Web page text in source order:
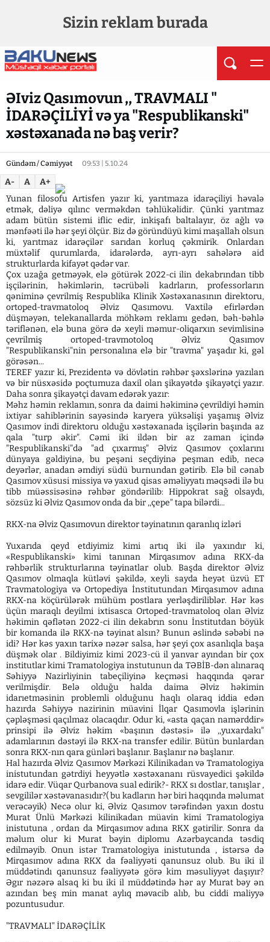
Sizin reklam burada
ƏIviz Qasımovun ,, TRAVMALI "
İDARƏÇİLİYİ və ya "Respublikanski"
xəstəxanada nə baş verir?
Gündəm / Cəmiyyət 09:53 | 5.10.24
A- A
A+
Yunan filosofu Artisfen yazır ki, yarıtmaza idarəçiliyi həvalə
etmək, dəliyə qılınc verməkdən təhlükəlidir. Çünki yarıtmaz
adam bütün sistemi iflic edir, inkişafı baltalayır, öz ağlı və
mənfəəti ilə hər şeyi ölçür. Biz də göründüyü kimi maşallah olsun
ki, yarıtmaz idarəçilər sarıdan korluq çəkmirik. Onlardan
müxtəlif qurumlarda, idarələrdə, ayrı-ayrı sahələrə aid
strukturlarda kifayət qədər var.
Çox uzağa getməyək, elə götürək 2022-ci ilin dekabrından tibb
işçilərinin, həkimlərin, təcrübəli kadrların, professorların
qəniminə çevrilmiş Respublika Klinik Xəstəxanasının direktoru,
ortoped-travmatoloq Əlviz Qasımovu. Vaxtilə efirlərdən
düşməyən, telekanallarda möhkəm reklamı gedən, bəh-bəhlə
təriflənən, elə buna görə də xeyli məmur-oliqarxın sevimlisinə
çevrilmiş ortoped-travmotoloq Əlviz Qasımov
"Respublikanski"nin personalına elə bir "travma" yaşadır ki, gəl
görəsən...
TEREF yazır ki, Prezidentə və dövlətin rəhbər şəxslərinə yazılan
və bir nüsxəsidə poçtumuza daxil olan şikayətdə şikayətçi yazır.
Daha sonra şikayətçi davam edərək yazır:
Məhz həmin reklamın, sonra da daimi həkiminə çevrildiyi həmin
ixtiyar sahiblərinin sayəsində karyera yüksəlişi yaşamış Əlviz
Qasımov indi direktoru olduğu xəstəxanada işçilərin başında az
qala "turp əkir". Cəmi iki ildən bir az zaman içində
"Respublikanski"də "ad çıxarmış" Əlviz Qasımov çoxlarını
dünyaya gəldiyinə, bu peşəni seçdiyinə peşman edib, necə
deyərlər, anadan əmdiyi südü burnundan gətirib. Elə bil cənab
Qasımov xüsusi missiya və yaxud qisas əməliyyatı məqsədi ilə bu
tibb müəssisəsinə rəhbər göndərilib: Hippokrat sağ olsaydı,
sözsüz ki Əlviz Qasımov onda da bir ,,çepe" tapa bilərdi...
RKX-na Əlviz Qasımovun direktor təyinatının qaranlıq izləri
Yuxarıda qeyd etdiyimiz kimi artıq iki ilə yaxındır ki,
«Respublikanski» kimi tanınan Mirqasımov adına RKX-da
rəhbərlik strukturlarına təyinatlar olub. Başda direktor Əlviz
Qasımov olmaqla kütləvi şəkildə, xeyli sayda heyət üzvü ET
Travmatologiya və Ortopediya İnstitutundan Mirqasımov adına
RKX-na köçürülərək mühüm postlara yerləşdiriliblər. Hər kəs
üçün maraqlı deyilmi ixtisasca Ortoped-travmatoloq olan Əlviz
həkimin qəflətən 2022-ci ilin dekabrın sonu İnstitutdan böyük
bir komanda ilə RKX-nə təyinat alsın? Bunun əslində səbəbi nə
idi? Hər kəs yaxın tarixə nəzər salsa, hər şeyi çox asanlıqla başa
düşmək olar . Bildiyimiz kimi 2023-cü il yanvar ayından bir çox
institutlar kimi Tramatologiya instutunun da TƏBİB-dən alınaraq
Səhiyyə Nazirliyinin tabeçiliyinə keçməsi haqqında qərar
verilmişdir. Belə olduğu halda daima Əlviz həkimin
idarıetməsinin problemli olduğunu haqlı olaraq iddia edən
hazırda Səhiyyə nazirinin müavini İlqar Qasımovla işlərinin
çəpləşməsi qaçılmaz olacaqdır. Odur ki, «asta qaçan namərddir»
prinsipi ilə Əlviz həkim «başının dəstəsi» ilə ,,yuxardakı"
adamlarının dəstəyi ilə RKX-na transfer edilir. Bütün bunlardan
sonra RKX-nın qara günləri başlanır. Başlanır nə başlanır.
Hal hazırda Əlviz Qasımov Mərkəzi Kilinikadan və Tramatologiya
inistutundan gətrdiyi heyyətlə xəstəxananı rüsvayedici şəkildə
idarə edir. Vüqar Qurbanova sual edirik?- RKX sı dostlar, tanışlar ,
sevgililər xəstəvanasıdır?( bu kadların hər biri haqqında məlumat
verəcəyik) Necə olur ki, Əlviz Qasımov tərəfindən yaxın dostu
Murat Ünlü Mərkəzi kilinikadan müavin kimi Tramatologiya
inistutuna , ordan da Mirqasımov adına RKX gətirilir. Sonra da
məlum olur ki Murat bəyin diplomu Azərbaycanda təsdiq
edilməyib. Onun istər Tramatologiya inistutunda , istərsə də
Mirqasımov adına RKX da fəaliyyəti qanunsuz olub. Bu iki il
müddətindı qanunsuz fəaliyyətə görə kim məsuliyyət daşıyır?
Əgır nəzərə alsaq ki bu iki il müddətində hər ay Murat bəy ən
azından beş min manat aylıq məvacib alıb, bu ciddi maliyyə
pozuntusudur.
"TRAVMALI" İDARƏÇİLİK